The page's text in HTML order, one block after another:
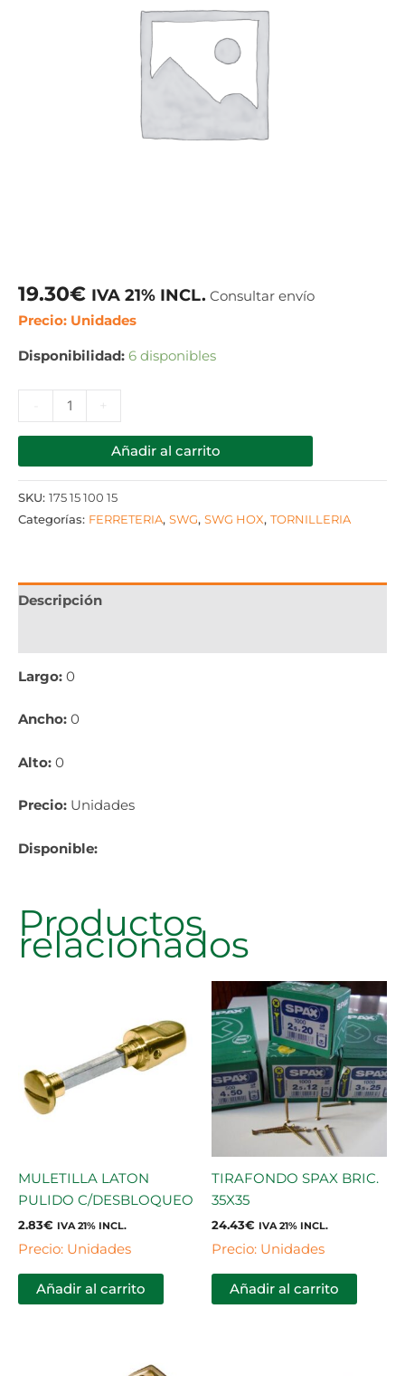
19.30€ IVA 21% INCL. Consultar envío
Precio: Unidades
Disponibilidad: 6 disponibles
+
Añadir al carrito
SKU: 175 15 100 15
Categorías: FERRETERIA, SWG, SWG HOX, TORNILLERIA
Descripción
Largo: 0
Ancho: 0
Alto: 0
Precio: Unidades
Disponible:
Productos
relacionados
MULETILLA LATON
PULIDO C/DESBLOQUEO
2.83€ IVA 21% INCL.
Precio: Unidades
Añadir al carrito
TIRAFONDO SPAX BRIC.
35X35
24.43€ IVA 21% INCL.
Precio: Unidades
Añadir al carrito